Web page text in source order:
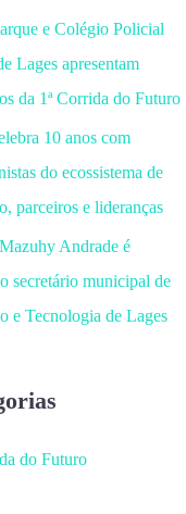
e Colégio Policial
Lages apresentam
da 1ª Corrida do Futuro
10 anos com
do ecossistema de
parceiros e lideranças
Andrade é
secretário municipal de
e Tecnologia de Lages
do Futuro